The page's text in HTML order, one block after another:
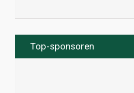
Top-sponsoren